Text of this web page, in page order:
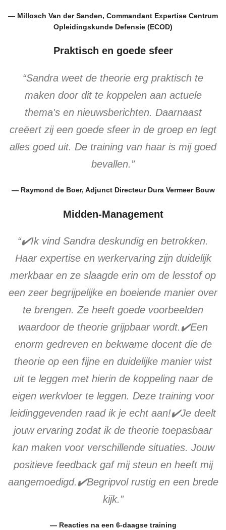
— Millosch Van der Sanden, Commandant Expertise Centrum
Opleidingskunde Defensie (ECOD)
Praktisch en goede sfeer
“Sandra weet de theorie erg praktisch te
maken door dit te koppelen aan actuele
thema's en nieuwsberichten. Daarnaast
creëert zij een goede sfeer in de groep en legt
alles goed uit. De training van haar is mij goed
bevallen.”
— Raymond de Boer, Adjunct Directeur Dura Vermeer Bouw
Midden-Management
“✔️Ik vind Sandra deskundig en betrokken.
Haar expertise en werkervaring zijn duidelijk
merkbaar en ze slaagde erin om de lesstof op
een zeer begrijpelijke en boeiende manier over
te brengen. Ze heeft goede voorbeelden
waardoor de theorie grijpbaar wordt.✔️Een
enorm gedreven en bekwame docent die de
theorie op een fijne en duidelijke manier wist
uit te leggen met hierin de koppeling naar de
eigen werkvloer te leggen. Deze training voor
leidinggevenden raad ik je echt aan!✔️Je deelt
jouw ervaring zodat ik de theorie toepasbaar
kan maken voor verschillende situaties. Jouw
positieve feedback gaf mij steun en heeft mij
aangemoedigd.✔️Begripvol rustig en een brede
kijk.”
— Reacties na een 6-daagse training